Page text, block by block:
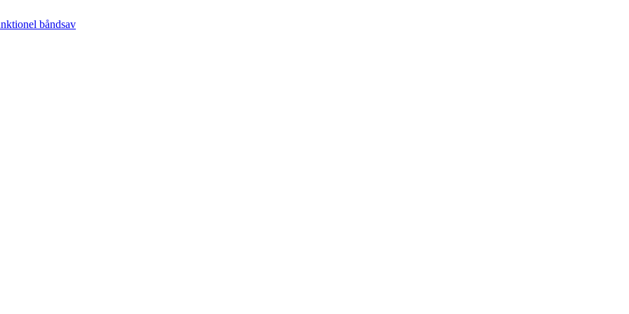
båndsav